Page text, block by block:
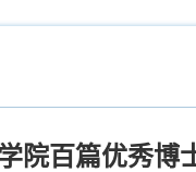
院百篇优秀博